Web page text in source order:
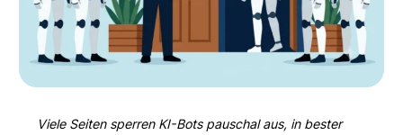
Viele Seiten sperren KI-Bots pauschal aus, in bester